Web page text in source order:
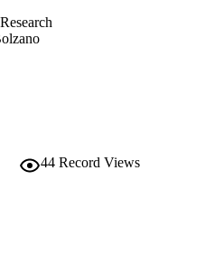
991005772222501241
44 Record Views